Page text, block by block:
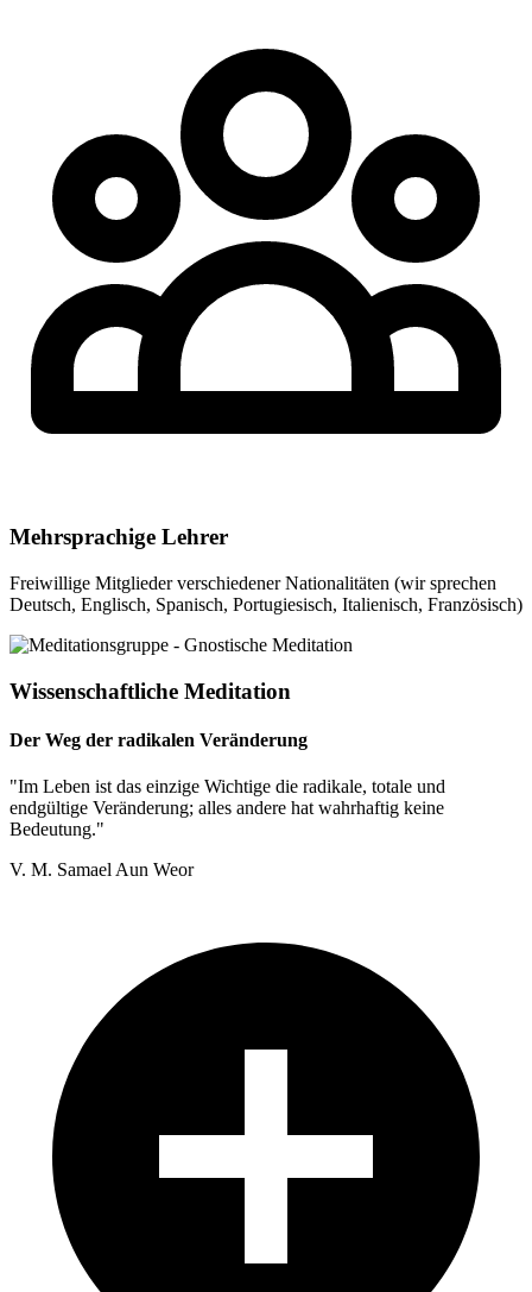
Mehrsprachige Lehrer
Freiwillige Mitglieder verschiedener Nationalitäten (wir sprechen
Deutsch, Englisch, Spanisch, Portugiesisch, Italienisch, Französisch)
Wissenschaftliche Meditation
Der Weg der radikalen Veränderung
"Im Leben ist das einzige Wichtige die radikale, totale und
endgültige Veränderung; alles andere hat wahrhaftig keine
Bedeutung."
V. M. Samael Aun Weor